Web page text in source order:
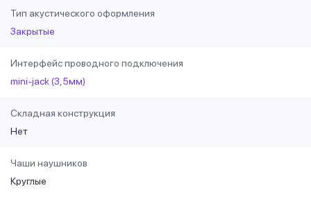
Тип акустического оформления
Закрытые
Интерфейс проводного подключения
mini-jack (3,5мм)
Складная конструкция
Нет
Чаши наушников
Круглые